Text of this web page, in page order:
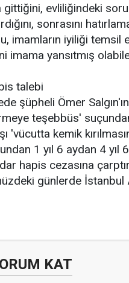
evliliğindeki
sonrasını
imamların iyiliği temsil
imama yansıtmış
talebi
şüpheli Ömer
teşebbüs'
'vücutta kemik
1 yıl 6 aydan 4 yıl
hapis cezasına
günlerde
KAT